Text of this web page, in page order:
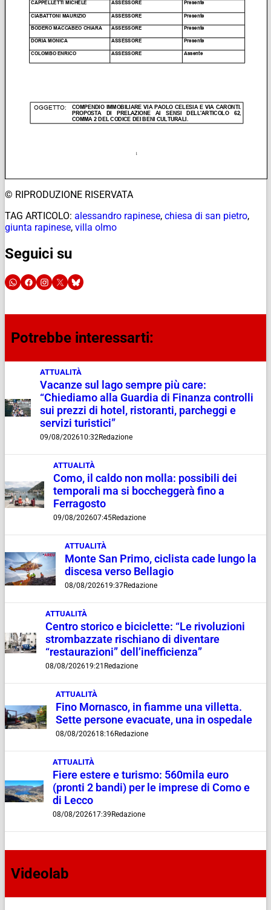
© RIPRODUZIONE RISERVATA
TAG ARTICOLO: alessandro rapinese, chiesa di san pietro,
giunta rapinese, villa olmo
Seguici su
Potrebbe interessarti:
ATTUALITÀ
Vacanze sul lago sempre più care:
“Chiediamo alla Guardia di Finanza controlli
sui prezzi di hotel, ristoranti, parcheggi e
servizi turistici”
09/08/202610:32Redazione
ATTUALITÀ
Como, il caldo non molla: possibili dei
temporali ma si boccheggerà fino a
Ferragosto
09/08/202607:45Redazione
ATTUALITÀ
Monte San Primo, ciclista cade lungo la
discesa verso Bellagio
08/08/202619:37Redazione
ATTUALITÀ
Centro storico e biciclette: “Le rivoluzioni
strombazzate rischiano di diventare
“restaurazioni” dell’inefficienza”
08/08/202619:21 Redazione
ATTUALITÀ
Fino Mornasco, in fiamme una villetta.
Sette persone evacuate, una in ospedale
08/08/202618:16Redazione
ATTUALITÀ
Fiere estere e turismo: 560mila euro
(pronti 2 bandi) per le imprese di Como e
di Lecco
08/08/202617:39 Redazione
Videolab